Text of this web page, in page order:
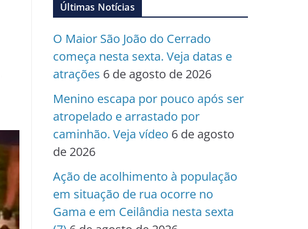
Últimas Notícias
O Maior São João do Cerrado
começa nesta sexta. Veja datas e
atrações 6 de agosto de 2026
Menino escapa por pouco após ser
atropelado e arrastado por
caminhão. Veja vídeo 6 de agosto
de 2026
Ação de acolhimento à população
em situação de rua ocorre no
Gama e em Ceilândia nesta sexta